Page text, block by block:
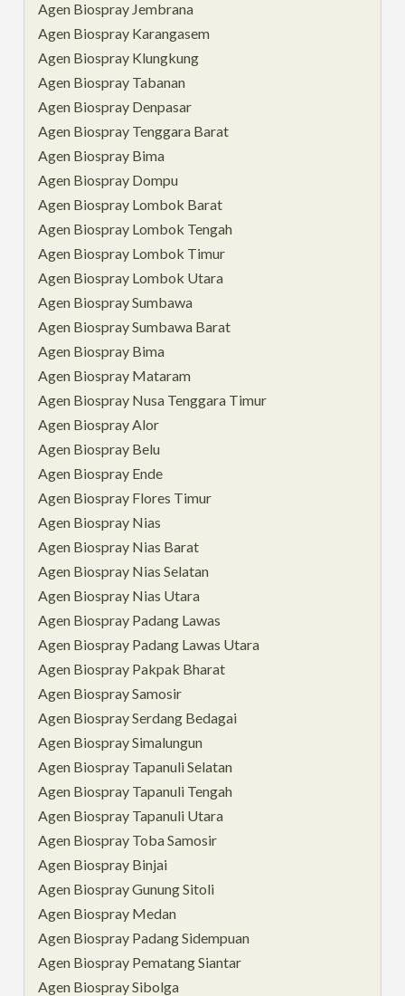
Agen Biospray Jembrana
Agen Biospray Karangasem
Agen Biospray Klungkung
Agen Biospray Tabanan
Agen Biospray Denpasar
Agen Biospray Tenggara Barat
Agen Biospray Bima
Agen Biospray Dompu
Agen Biospray Lombok Barat
Agen Biospray Lombok Tengah
Agen Biospray Lombok Timur
Agen Biospray Lombok Utara
Agen Biospray Sumbawa
Agen Biospray Sumbawa Barat
Agen Biospray Bima
Agen Biospray Mataram
Agen Biospray Nusa Tenggara Timur
Agen Biospray Alor
Agen Biospray Belu
Agen Biospray Ende
Agen Biospray Flores Timur
Agen Biospray Nias
Agen Biospray Nias Barat
Agen Biospray Nias Selatan
Agen Biospray Nias Utara
Agen Biospray Padang Lawas
Agen Biospray Padang Lawas Utara
Agen Biospray Pakpak Bharat
Agen Biospray Samosir
Agen Biospray Serdang Bedagai
Agen Biospray Simalungun
Agen Biospray Tapanuli Selatan
Agen Biospray Tapanuli Tengah
Agen Biospray Tapanuli Utara
Agen Biospray Toba Samosir
Agen Biospray Binjai
Agen Biospray Gunung Sitoli
Agen Biospray Medan
Agen Biospray Padang Sidempuan
Agen Biospray Pematang Siantar
Agen Biospray Sibolga